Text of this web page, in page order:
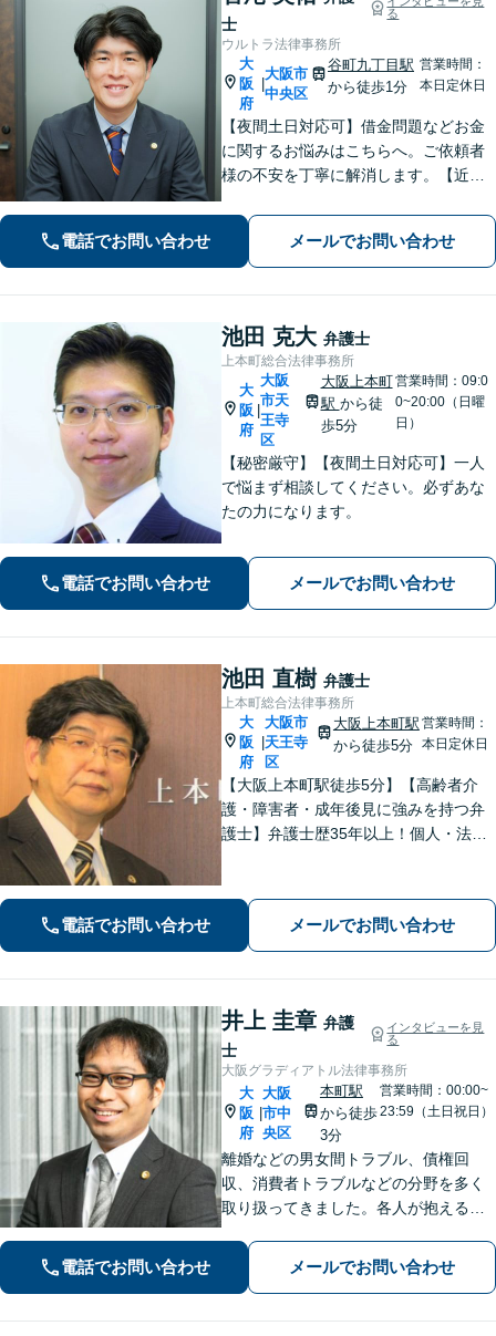
士
る
ウルトラ法律事務所
大
阪
府
|
大阪市
中央区
谷町九丁目駅
から徒歩1分
営業時間：
本日定休日
【夜間土日対応可】借金問題などお金
に関するお悩みはこちらへ。ご依頼者
様の不安を丁寧に解消します。【近鉄
電話でお問い合わせ メールでお問い合わせ
池田 克大 弁護士
上本町総合法律事務所
大
阪
府
|
大阪
市天
王寺
区
大阪上本町
駅 から徒
歩5分
営業時間：09:0
0~20:00（日曜
日）
【秘密厳守】【夜間土日対応可】一人
で悩まず相談してください。必ずあな
たの力になります。
電話でお問い合わせ メールでお問い合わせ
池田 直樹 弁護士
上本町総合法律事務所
大
阪
府
大阪市
天王寺
区
大阪上本町駅
から徒歩5分
営業時間：
本日定休日
【大阪上本町駅徒歩5分】【高齢者介
護・障害者・成年後見に強みを持つ弁
護士】弁護士歴35年以上！個人・法人
あなたの力になりますので、お気軽に
ご相談ください。
電話でお問い合わせ メールでお問い合わせ
井上 圭章 弁護
士
インタビューを見
る
大阪グラディアトル法律事務所
大
阪
府
大阪
市中
央区
本町駅
から徒歩
3分
営業時間：00:00~
23:59（土日祝日）
離婚などの男女間トラブル、債権回
収、消費者トラブルなどの分野を多く
取り扱ってきました。各人が抱えるト
法があります。詳細な打ち合わせをさ
せていただきます。お気軽にお問い合
電話でお問い合わせ メールでお問い合わせ